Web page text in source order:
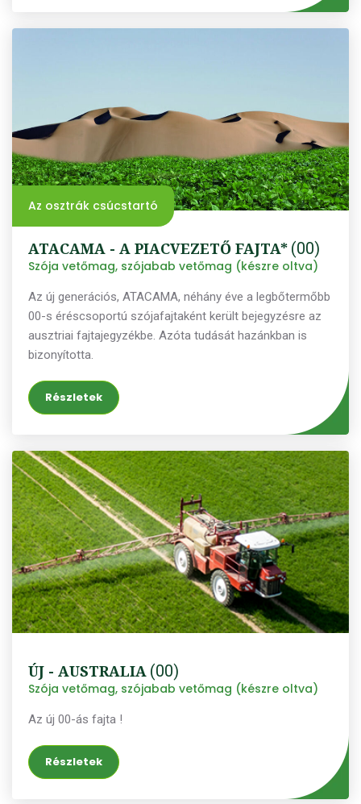
Az osztrák csúcstartó
ATACAMA - A PIACVEZETŐ FAJTA* (00)
Szója vetőmag, szójabab vetőmag (készre oltva)
Az új generációs, ATACAMA, néhány éve a legbőtermőbb
00-s éréscsoportú szójafajtaként került bejegyzésre az
ausztriai fajtajegyzékbe. Azóta tudását hazánkban is
bizonyította.
Részletek
ÚJ - AUSTRALIA (00)
Szója vetőmag, szójabab vetőmag (készre oltva)
Az új 00-ás fajta !
Részletek